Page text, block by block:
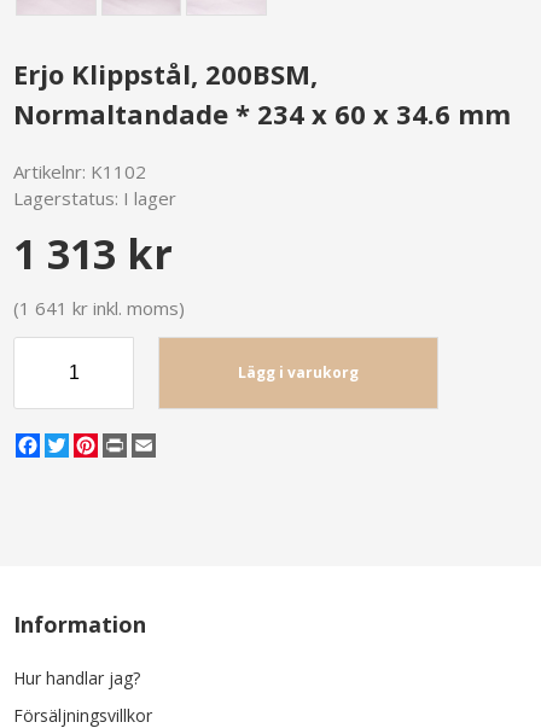
Erjo Klippstål, 200BSM,
Normaltandade * 234 x 60 x 34.6 mm
Artikelnr: K1102
Lagerstatus: I lager
1 313 kr
(1 641 kr inkl. moms)
Lägg i varukorg
Facebook
TwitterPinterest
Print
Information
Hur handlar jag?
Försäljningsvillkor